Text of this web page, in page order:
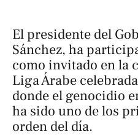
El presidente del
Sánchez, ha
como invitado en la
Liga Árabe
donde el genocidio
ha sido uno de los
orden del día.